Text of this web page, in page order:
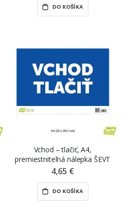
DO KOŠÍKA
Vchod – tlačiť, A4,
premiestniteľná nálepka ŠEVT
NANO print
4,65 €
DO KOŠÍKA